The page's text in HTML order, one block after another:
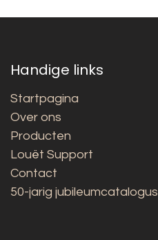
Handige links
Startpagina
Over ons
Producten
Louët Support
Contact
50-jarig jubileumcatalogus